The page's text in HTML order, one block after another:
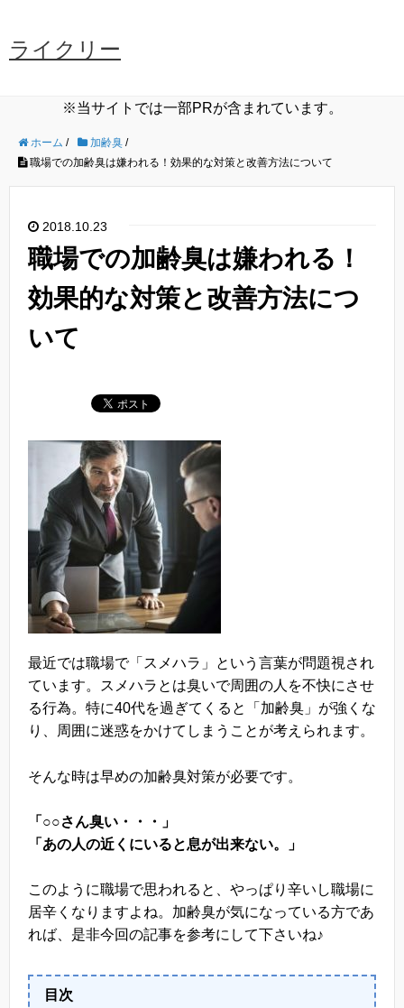
ライクリー
※当サイトでは一部PRが含まれています。
ホーム / 加齢臭 /
職場での加齢臭は嫌われる！効果的な対策と改善方法について
2018.10.23
職場での加齢臭は嫌われる！
効果的な対策と改善方法につ
いて
最近では職場で「スメハラ」という言葉が問題視され
ています。スメハラとは臭いで周囲の人を不快にさせ
る行為。特に40代を過ぎてくると「加齢臭」が強くな
り、周囲に迷惑をかけてしまうことが考えられます。
そんな時は早めの加齢臭対策が必要です。
「○○さん臭い・・・」
「あの人の近くにいると息が出来ない。」
このように職場で思われると、やっぱり辛いし職場に
居辛くなりますよね。加齢臭が気になっている方であ
れば、是非今回の記事を参考にして下さいね♪
目次